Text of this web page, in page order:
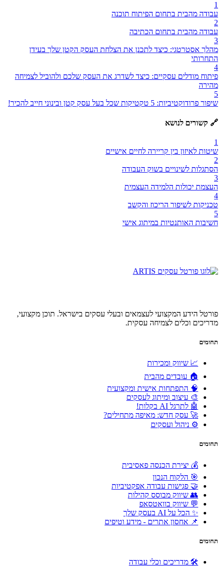
1
עבודה מהבית בתחום הפיתוח תוכנה
2
עבודה מהבית בתחום הכתיבה
3
מהלך אסטרטגי: כיצד לתכנן את הצלחת העסק הקטן שלך בעידן
התחרותי
4
פיתוח מודלים עסקיים: כיצד לשדרג את העסק שלכם ולהוביל לצמיחה
מהירה
5
שיפור פרודוקטיביות: 5 טקטיקות שכל בעל עסק קטן ובינוני חייב להכיר!
🔗 קשורים לנושא
1
שיטות לאיזון בין קריירה לחיים אישיים
2
הסתגלות לשינויים בשוק העבודה
3
העצמת יכולות הלמידה העצמית
4
טכניקות לשיפור הריכוז והקשב
5
חשיבות האותנטיות במיתוג אישי
פורטל הידע המקצועי לעצמאים ובעלי עסקים בישראל. תוכן מקצועי,
מדריכים וכלים לצמיחה עסקית.
תחומים
📈 שיווק ומכירות
🏠 עובדים מהבית
🧠 התפתחות אישית ומקצועית
🎨 עיצוב ומיתוג לעסקים
🤖 לתרגל AI בקלות!
🚀 עסק חדש: מאיפה מתחילים?
⚙️ ניהול ועסקים
תחומים
💰 יצירת הכנסה פאסיבית
🎯 הלקוח הנכון
🤝 פגישות עבודה אפקטיביות
👥 שיווק מבוסס קהילות
💬 שיווק בוואטסאפ
✨ הכל על AI בעסק שלך
📌 אחסון אתרים - מידע וטיפים
תחומים
🛠 מדריכים וכלי עבודה